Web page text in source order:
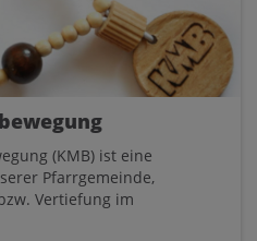
(KMB) ist eine
Pfarrgemeinde,
Vertiefung im